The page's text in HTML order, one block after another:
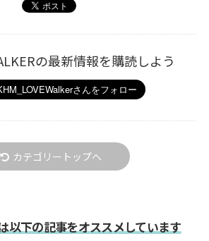
の最新情報を購読しよう
カテゴリートップへ
以下の記事をオススメしています